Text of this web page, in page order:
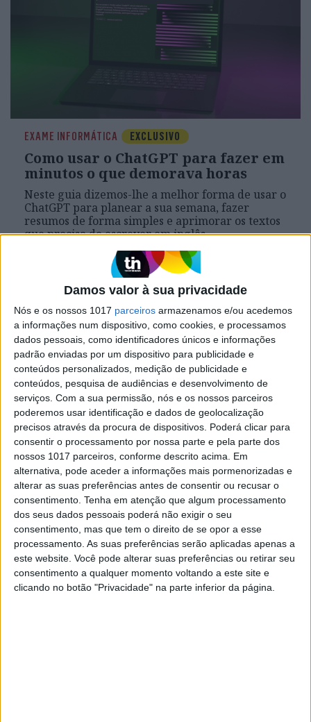
Damos valor à sua privacidade
Nós e os nossos 1017 parceiros armazenamos e/ou acedemos
a informações num dispositivo, como cookies, e processamos
dados pessoais, como identificadores únicos e informações
padrão enviadas por um dispositivo para publicidade e
conteúdos personalizados, medição de publicidade e
conteúdos, pesquisa de audiências e desenvolvimento de
serviços. Com a sua permissão, nós e os nossos parceiros
poderemos usar identificação e dados de geolocalização
precisos através da procura de dispositivos. Poderá clicar para
consentir o processamento por nossa parte e pela parte dos
nossos 1017 parceiros, conforme descrito acima. Em
alternativa, pode aceder a informações mais pormenorizadas e
alterar as suas preferências antes de consentir ou recusar o
consentimento. Tenha em atenção que algum processamento
dos seus dados pessoais poderá não exigir o seu
consentimento, mas que tem o direito de se opor a esse
processamento. As suas preferências serão aplicadas apenas a
este website. Você pode alterar suas preferências ou retirar seu
consentimento a qualquer momento voltando a este site e
clicando no botão "Privacidade" na parte inferior da página.
EXAME INFORMÁTICA EXCLUSIVO
Como usar o ChatGPT para fazer em
minutos o que demorava horas
Neste guia dizemos-lhe a melhor forma de usar o
ChatGPT para planear a sua semana, fazer
resumos de forma simples e aprimorar os textos
que precisa de escrever em inglês
Exame Informática
EXAME INFORMÁTICA
Velocidade de Internet: o que
importa saber
A velocidade da ligação importa?A resposta
direta é sim, mas nem sempre uma velocidade
mais rápida é a melhor solução para cada caso:
De facto, as ligações mais rápidas podem nem
sempre valer o dinheiro extra.